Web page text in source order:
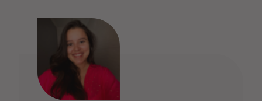
c
o
o
ailat
s
A
p
p
e
dI
n